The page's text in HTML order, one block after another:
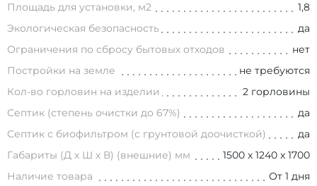
Площадь для установки, м2
1,8
Экологическая безопасность
да
Ограничения по сбросу бытовых отходов
нет
Постройки на земле
не требуются
Кол-во горловин на изделии
2 горловины
Септик (степень очистки до 67%)
да
Септик с биофильтром (с грунтовой доочисткой)
да
Габариты (Д х Ш х В) (внешние) мм
1500 х 1240 х 1700
Наличие товара
От 1 дня